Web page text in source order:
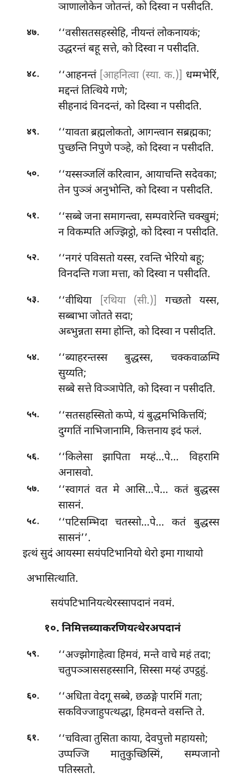
ञाणालोकेन जोतन्तं, को दिस्वा न पसीदति.
४७.
‘‘वसीसतसहस्सेहि, नीयन्तं लोकनायकं;
उद्धरन्तं बहू सत्ते, को दिस्वा न पसीदति.
४८. ‘‘आहनन्तं [आहनित्वा (स्या. क.)] धम्मभेरिं,
मद्दन्तं तित्थिये गणे;
सीहनादं विनदन्तं, को दिस्वा न पसीदति.
४९.
‘‘यावता ब्रह्मलोकतो, आगन्त्वान सब्रह्मका;
पुच्छन्ति निपुणे पञ्हे, को दिस्वा न पसीदति.
५०.
‘‘यस्सञ्जलिं करित्वान, आयाचन्ति सदेवका;
तेन पुञ्ञं अनुभोन्ति, को दिस्वा न पसीदति.
५१. ‘‘सब्बेजना समागन्त्वा, सम्पवारेन्ति चक्खुमं;
न विकम्पति अज्झिट्ठो, को दिस्वा न पसीदति.
५२. ‘‘नगरंपविसतो यस्स, रवन्ति भेरियो बहू;
विनदन्ति गजा मत्ता, को दिस्वा न पसीदति.
५३. ‘‘वीथिया [रथिया (सी.)]
गच्छतो यस्स,
सब्बाभा जोतते सदा;
अब्भुन्नता समा होन्ति, को दिस्वा न पसीदति.
५४. ‘‘ब्याहरन्तस्सबुद्धस्स, चक्कवाळम्पि
सुय्यति;
सब्बे सत्ते विञ्ञापेति, को दिस्वा न पसीदति.
५५. ‘‘सतसहस्सितोकप्पे, यं बुद्धमभिकित्तयिं;
दुग्गतिं नाभिजानामि, कित्तनाय इदं फलं.
५६.
‘‘किलेसा झापिता मय्हं…पे… विहरामि
अनासवो.
५७.
‘‘स्वागतं वत मे आसि…पे… कतं बुद्धस्स
सासनं.
५८.
‘‘पटिसम्भिदा चतस्सो…पे… कतं बुद्धस्स
सासनं’’.
इत्थं सुदं आयस्मा सयंपटिभानियो थेरो इमा गाथायो
अभासित्थाति.
सयंपटिभानियत्थेरस्सापदानं नवमं.
१०. निमित्तब्याकरणियत्थेरअपदानं
५९.
‘‘अज्झोगाहेत्वा हिमवं, मन्ते वाचे महं तदा;
चतुपञ्ञाससहस्सानि, सिस्सा मय्हं उपट्ठहुं.
६०. ‘‘अधितावेदगू सब्बे, छळङ्गे पारमिं गता;
सकविज्जाहुपत्थद्धा, हिमवन्ते वसन्ति ते.
६१.
‘‘चवित्वा तुसिता काया, देवपुत्तो महायसो;
उप्पज्जि मातुकुच्छिस्मिं, सम्पजानो
पतिस्सतो.